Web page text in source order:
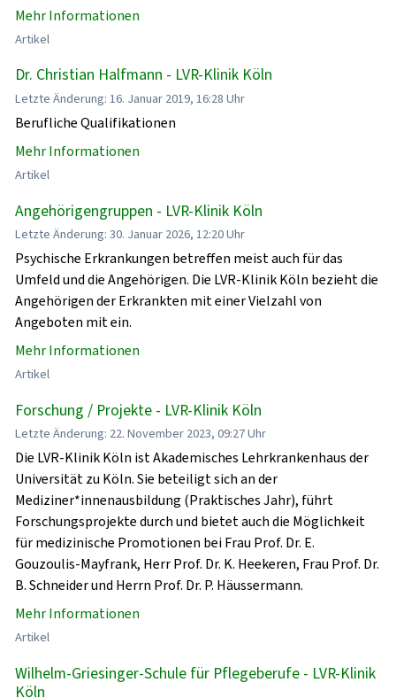
Mehr Informationen
Artikel
Dr. Christian Halfmann - LVR-Klinik Köln
Letzte Änderung: 16. Januar 2019, 16:28 Uhr
Berufliche Qualifikationen
Mehr Informationen
Artikel
Angehörigengruppen - LVR-Klinik Köln
Letzte Änderung: 30. Januar 2026, 12:20 Uhr
Psychische Erkrankungen betreffen meist auch für das
Umfeld und die Angehörigen. Die LVR-Klinik Köln bezieht die
Angehörigen der Erkrankten mit einer Vielzahl von
Angeboten mit ein.
Mehr Informationen
Artikel
Forschung / Projekte - LVR-Klinik Köln
Letzte Änderung: 22. November 2023, 09:27 Uhr
Die LVR-Klinik Köln ist Akademisches Lehrkrankenhaus der
Universität zu Köln. Sie beteiligt sich an der
Mediziner*innenausbildung (Praktisches Jahr), führt
Forschungsprojekte durch und bietet auch die Möglichkeit
für medizinische Promotionen bei Frau Prof. Dr. E.
Gouzoulis-Mayfrank, Herr Prof. Dr. K. Heekeren, Frau Prof. Dr.
B. Schneider und Herrn Prof. Dr. P. Häussermann.
Mehr Informationen
Artikel
Wilhelm-Griesinger-Schule für Pflegeberufe - LVR-Klinik
Köln